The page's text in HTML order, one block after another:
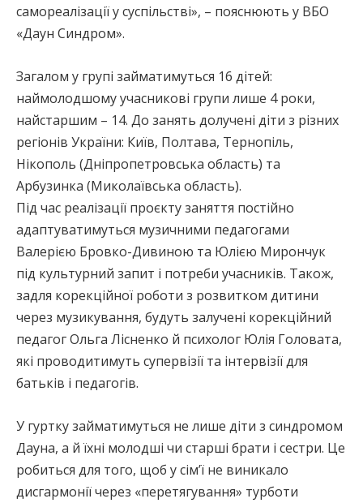
самореалізації у суспільстві», – пояснюють у ВБО
«Даун Синдром».
Загалом у групі займатимуться 16 дітей:
наймолодшому учасникові групи лише 4 роки,
найстаршим – 14. До занять долучені діти з різних
регіонів України: Київ, Полтава, Тернопіль,
Нікополь (Дніпропетровська область) та
Арбузинка (Миколаївська область).
Під час реалізації проєкту заняття постійно
адаптуватимуться музичними педагогами
Валерією Бровко-Дивиною та Юлією Мирончук
під культурний запит і потреби учасників. Також,
задля корекційної роботи з розвитком дитини
через музикування, будуть залучені корекційний
педагог Ольга Лісненко й психолог Юлія Головата,
які проводитимуть супервізії та інтервізії для
батьків і педагогів.
У гуртку займатимуться не лише діти з синдромом
Дауна, а й їхні молодші чи старші брати і сестри. Це
робиться для того, щоб у сім’ї не виникало
дисгармонії через «перетягування» турботи